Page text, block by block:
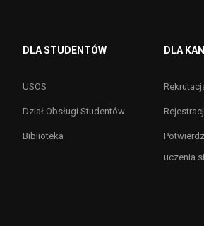
DLA STUDENTÓW
USOS
Dział Obsługi Studentów
Biblioteka
DLA
uczenia